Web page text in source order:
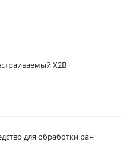
X2В
для обработки ран